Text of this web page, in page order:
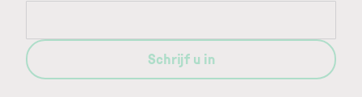
Schrijf u in